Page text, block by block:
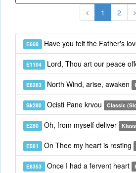
1 2
E668 Have you felt the Father's
E1104 Lord, Thou art our peace
E8283 North Wind, arise, awaken
Sk280 Ocisti Pane krvou Classic
E280 Oh, from myself deliver
E581 On Thee my heart is resting
E8353 Once I had a fervent heart